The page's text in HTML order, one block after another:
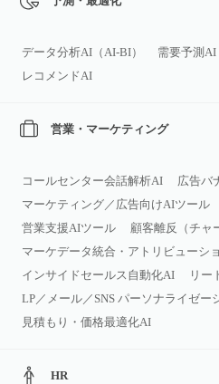
データ分析AI（AI‑BI） 需要予測AI
レコメンドAI
営業・マーケティング
コールセンター会話解析AI 広告バ
マーケティング／広告向けAIツール
営業支援AIツール
顧客離反（チャ
マーケデータ統合・アトリビューシ
インサイドセールス自動化AI
リー
LP／メール／SNS パーソナライゼー
見積もり・価格最適化AI
HR